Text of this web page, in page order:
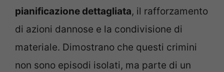
pianificazione dettagliata, il rafforzamento
di azioni dannose e la condivisione di
materiale. Dimostrano che questi crimini
non sono episodi isolati, ma parte di un